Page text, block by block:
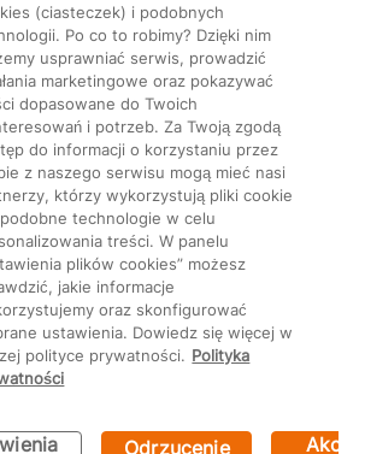
Bricoman 2026 ©
Produkty Marki CMS
plików cookie
(ciasteczek) i podobnych
Po co to robimy? Dzięki nim
usprawniać serwis, prowadzić
marketingowe oraz pokazywać
dopasowane do Twoich
i potrzeb. Za Twoją zgodą
do informacji o korzystaniu przez
z naszego serwisu mogą mieć nasi
którzy wykorzystują pliki cookie
technologie w celu
treści. W panelu
plików cookies” możesz
jakie informacje
oraz skonfigurować
ustawienia. Dowiedz się więcej w
polityce prywatności. Polityka
Odrzucenie